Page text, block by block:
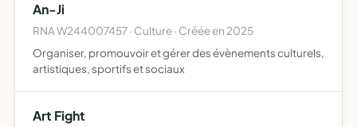
An-Ji
RNA W244007457 · Culture · Créée en 2025
Organiser, promouvoir et gérer des évènements culturels,
artistiques, sportifs et sociaux
Art Fight